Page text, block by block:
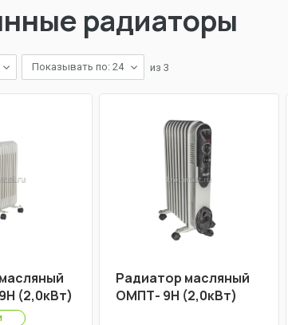
радиаторы
Показывать по: 24 из 3
(2,0кВт)
Радиатор масляный
ОМПТ- 9Н (2,0кВт)